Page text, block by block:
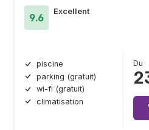
9.6
Excellent
piscine
parking (gratuit)
wi-fi (gratuit)
climatisation
Du